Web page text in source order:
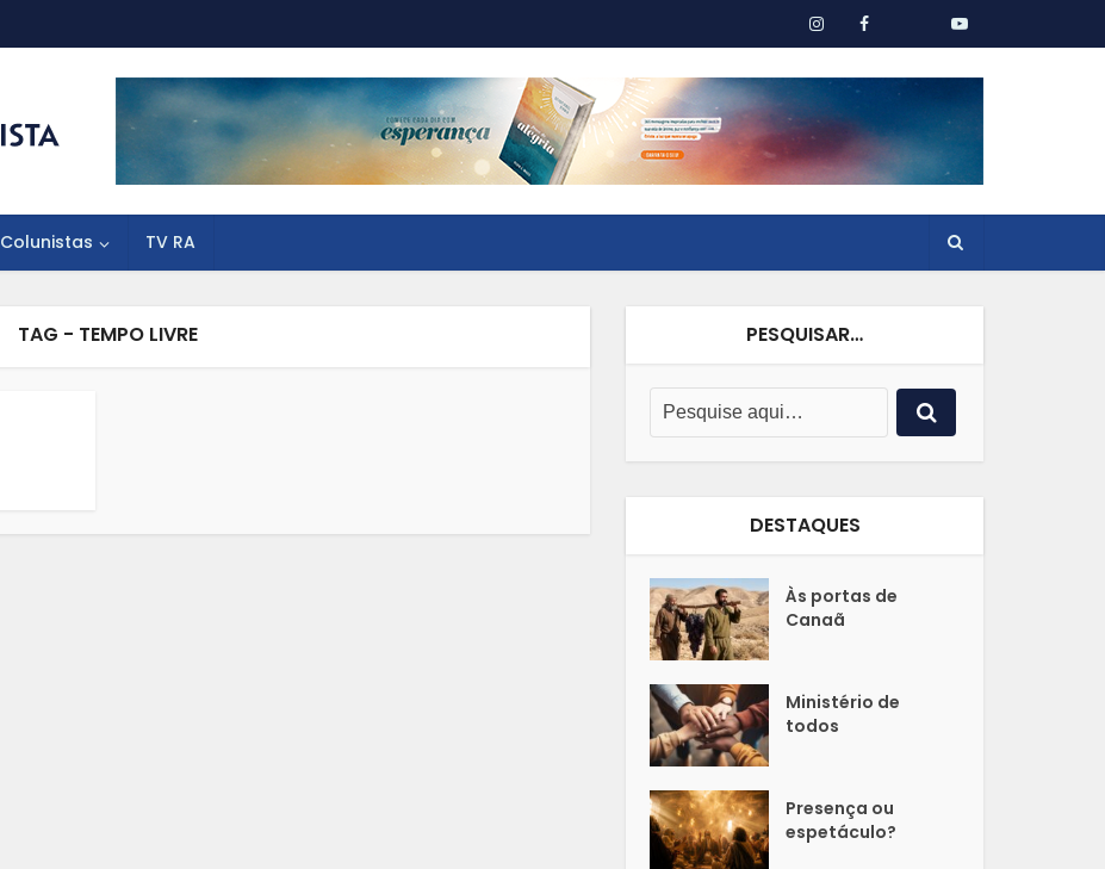
Colunistas TV RA
TAG - TEMPO LIVRE PESQUISAR…
DESTAQUES
Às portas de
Canaã
Ministério de
todos
Presença ou
espetáculo?